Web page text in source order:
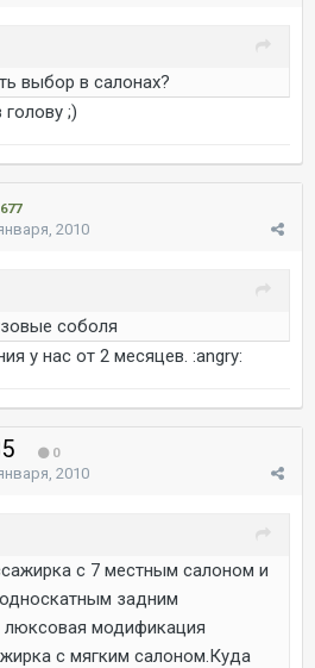
выбор в салонах?
голову ;)
2010
соболя
у нас от 2 месяцев. :angry:
0
2010
с 7 местным салоном и
задним
люксовая модификация
с мягким салоном.Куда